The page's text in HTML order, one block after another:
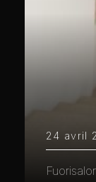
24 avril